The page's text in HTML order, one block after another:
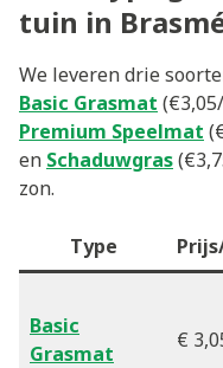
tuin in
We leveren drie
Basic Grasmat
Premium Speelmat
en Schaduwgras
zon.
Type
Basic
Grasmat
€